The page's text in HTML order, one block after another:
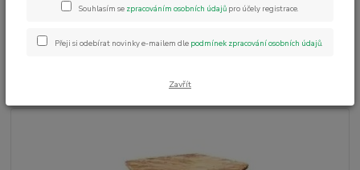
Obvodové lišty Obvodové lišty Thermofix
Komponenty k obvod.
Komponenty k obvod. liště
Thermofix - vnitřní roh
Souhlasím se zpracováním osobních údajů pro účely registrace.
Přeji si odebírat novinky e-mailem dle podmínek zpracování osobních údajů.
Zavřít